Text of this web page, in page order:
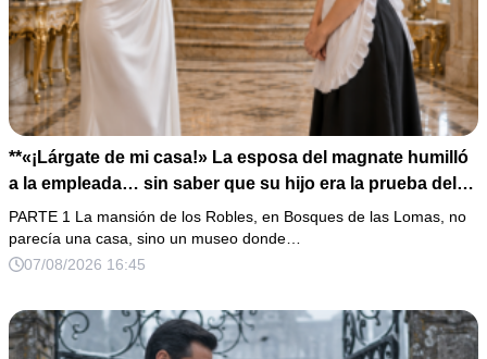
**«¡Lárgate de mi casa!» La esposa del magnate humilló
a la empleada… sin saber que su hijo era la prueba del
secreto que todos habían enterrado*
PARTE 1 La mansión de los Robles, en Bosques de las Lomas, no
parecía una casa, sino un museo donde…
07/08/2026 16:45